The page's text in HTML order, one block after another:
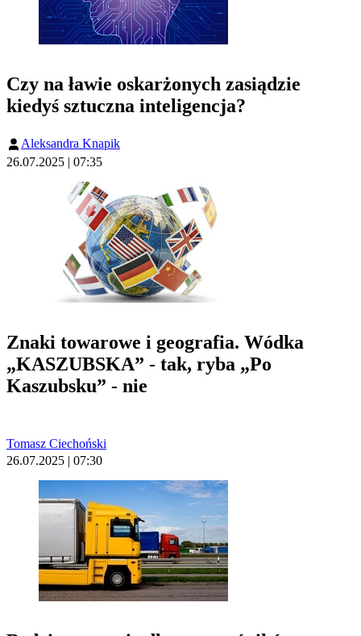
Czy na ławie oskarżonych zasiądzie
kiedyś sztuczna inteligencja?
Aleksandra Knapik
26.07.2025 | 07:35
Znaki towarowe i geografia. Wódka
„KASZUBSKA” - tak, ryba „Po
Kaszubsku” - nie
Tomasz Ciechoński
26.07.2025 | 07:30